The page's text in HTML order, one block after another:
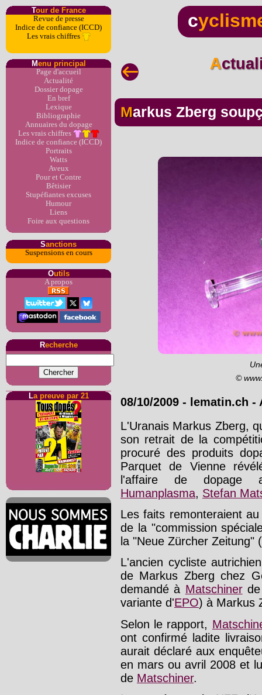
Tour de France
Revue de presse
Indice de confiance (ICCD)
Les vrais chiffres
Menu principal
Page d'accueil
Actualité
Dossier dopage
En bref
Lexique
Bibliographie
Annuaires du dopage
Les vrais chiffres
Indice de confiance (ICCD)
Portraits
Watts
Aveux
Pour et Contre
Bêtisier
Stupéfiantes excuses
Humour
Liens
Foire aux questions
Sanctions
Suspensions en cours
Outils
A propos
Recherche
La preuve par 21
c
Markus Zberg
©
08/10/2009 - lematin.ch -
L'Uranais Markus Zberg,
son retrait de la
procuré des produits
Parquet de Vienne
l'affaire de dopage
Humanplasma, Stefan
Les faits remonteraient
de la "commission
la "Neue Zürcher
L'ancien cycliste
de Markus Zberg chez
demandé à Matschinerde
variante d'EPO) à Markus
Selon le rapport,
ont confirmé ladite
aurait déclaré aux
en mars ou avril 2008 et
de Matschiner.